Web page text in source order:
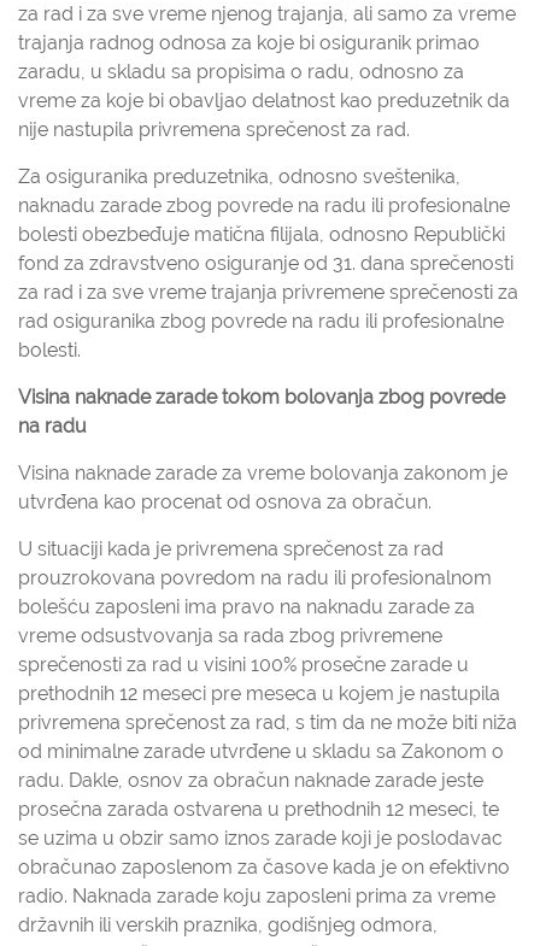
za rad i za sve vreme njenog trajanja, ali samo za vreme
trajanja radnog odnosa za koje bi osiguranik primao
zaradu, u skladu sa propisima o radu, odnosno za
vreme za koje bi obavljao delatnost kao preduzetnik da
nije nastupila privremena sprečenost za rad.
Za osiguranika preduzetnika, odnosno sveštenika,
naknadu zarade zbog povrede na radu ili profesionalne
bolesti obezbeđuje matična filijala, odnosno Republički
fond za zdravstveno osiguranje od 31. dana sprečenosti
za rad i za sve vreme trajanja privremene sprečenosti za
rad osiguranika zbog povrede na radu ili profesionalne
bolesti.
Visina naknade zarade tokom bolovanja zbog povrede
na radu
Visina naknade zarade za vreme bolovanja zakonom je
utvrđena kao procenat od osnova za obračun.
U situaciji kada je privremena sprečenost za rad
prouzrokovana povredom na radu ili profesionalnom
bolešću zaposleni ima pravo na naknadu zarade za
vreme odsustvovanja sa rada zbog privremene
sprečenosti za rad u visini 100% prosečne zarade u
prethodnih 12 meseci pre meseca u kojem je nastupila
privremena sprečenost za rad, s tim da ne može biti niža
od minimalne zarade utvrđene u skladu sa Zakonom o
radu. Dakle, osnov za obračun naknade zarade jeste
prosečna zarada ostvarena u prethodnih 12 meseci, te
se uzima u obzir samo iznos zarade koji je poslodavac
obračunao zaposlenom za časove kada je on efektivno
radio. Naknada zarade koju zaposleni prima za vreme
državnih ili verskih praznika, godišnjeg odmora,